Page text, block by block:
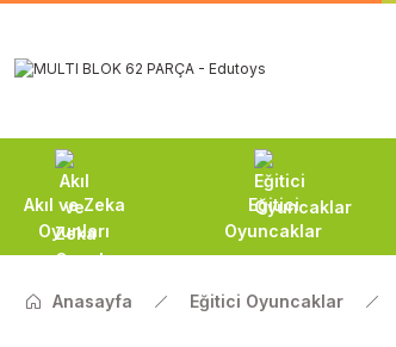
Akıl ve Zeka
Oyunları
Eğitici
Oyuncaklar
Anasayfa Eğitici Oyuncaklar